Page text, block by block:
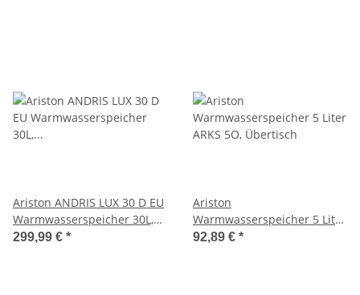
Ariston ANDRIS LUX 30 D EU
Warmwasserspeicher 30L,
Boiler, Übertisch 3100369
299,99 € *
Ariston
Warmwasserspeicher 5 Liter
ARKS 5O, Übertisch
92,89 € *